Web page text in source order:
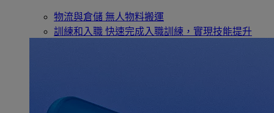
物流與倉儲 無人物料搬運
訓練和入職 快速完成入職訓練，實現技能提升